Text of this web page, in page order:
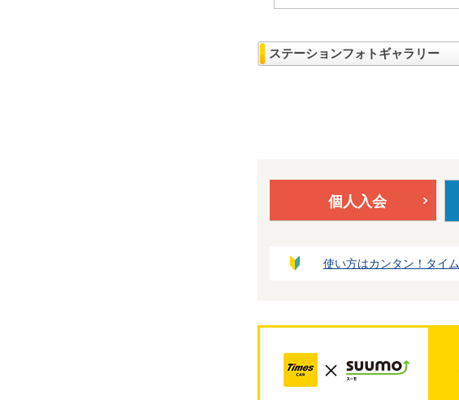
ステーションフォトギャラリー
個人入会
使い方はカンタン！タイ